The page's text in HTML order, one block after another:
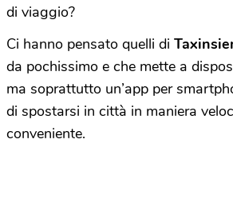
di viaggio?
Ci hanno pensato quelli di
da pochissimo e che mette a
ma soprattutto un’app per
di spostarsi in città in maniera
conveniente.